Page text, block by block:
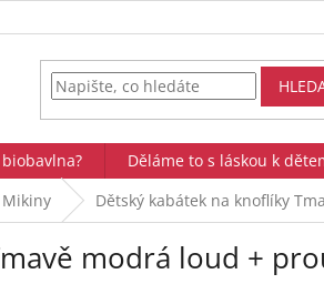
biobavlna? Děláme to s láskou k
Mikiny Dětský kabátek na knoflíky
modrá loud +